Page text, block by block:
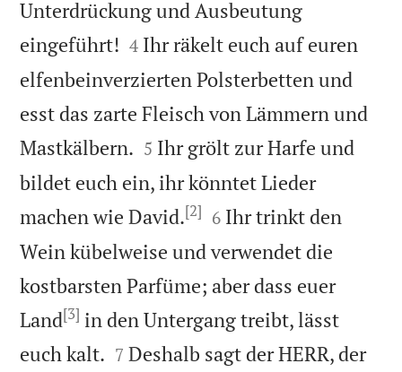
Unterdrückung und Ausbeutung
eingeführt! 

4 Ihr räkelt euch auf euren
elfenbeinverzierten Polsterbetten und
esst das zarte Fleisch von Lämmern und
Mastkälbern. 

5 Ihr grölt zur Harfe und
bildet euch ein, ihr könntet Lieder
machen wie David.[2] 

6 Ihr trinkt den
Wein kübelweise und verwendet die
kostbarsten Parfüme; aber dass euer
Land[3] in den Untergang treibt, lässt
euch kalt. 

7 Deshalb sagt der HERR, der